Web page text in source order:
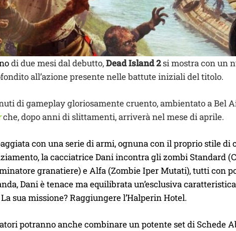
di due mesi dal debutto,Dead Island 2si mostra con un
all’azione presente nelle battute iniziali del titolo.
di gameplay gloriosamente cruento, ambientato a Bel
che, dopo anni di slittamenti, arriverà nel mese di aprile.
con una serie di armi, ognuna con il proprio stile
la cacciatrice Dani incontra gli zombi Standard
granatiere) e Alfa (Zombie Iper Mutati), tutti con
Dani è tenace ma equilibrata un’esclusiva
sua missione? Raggiungere l’Halperin Hotel.
potranno anche combinare un potente set di Schede